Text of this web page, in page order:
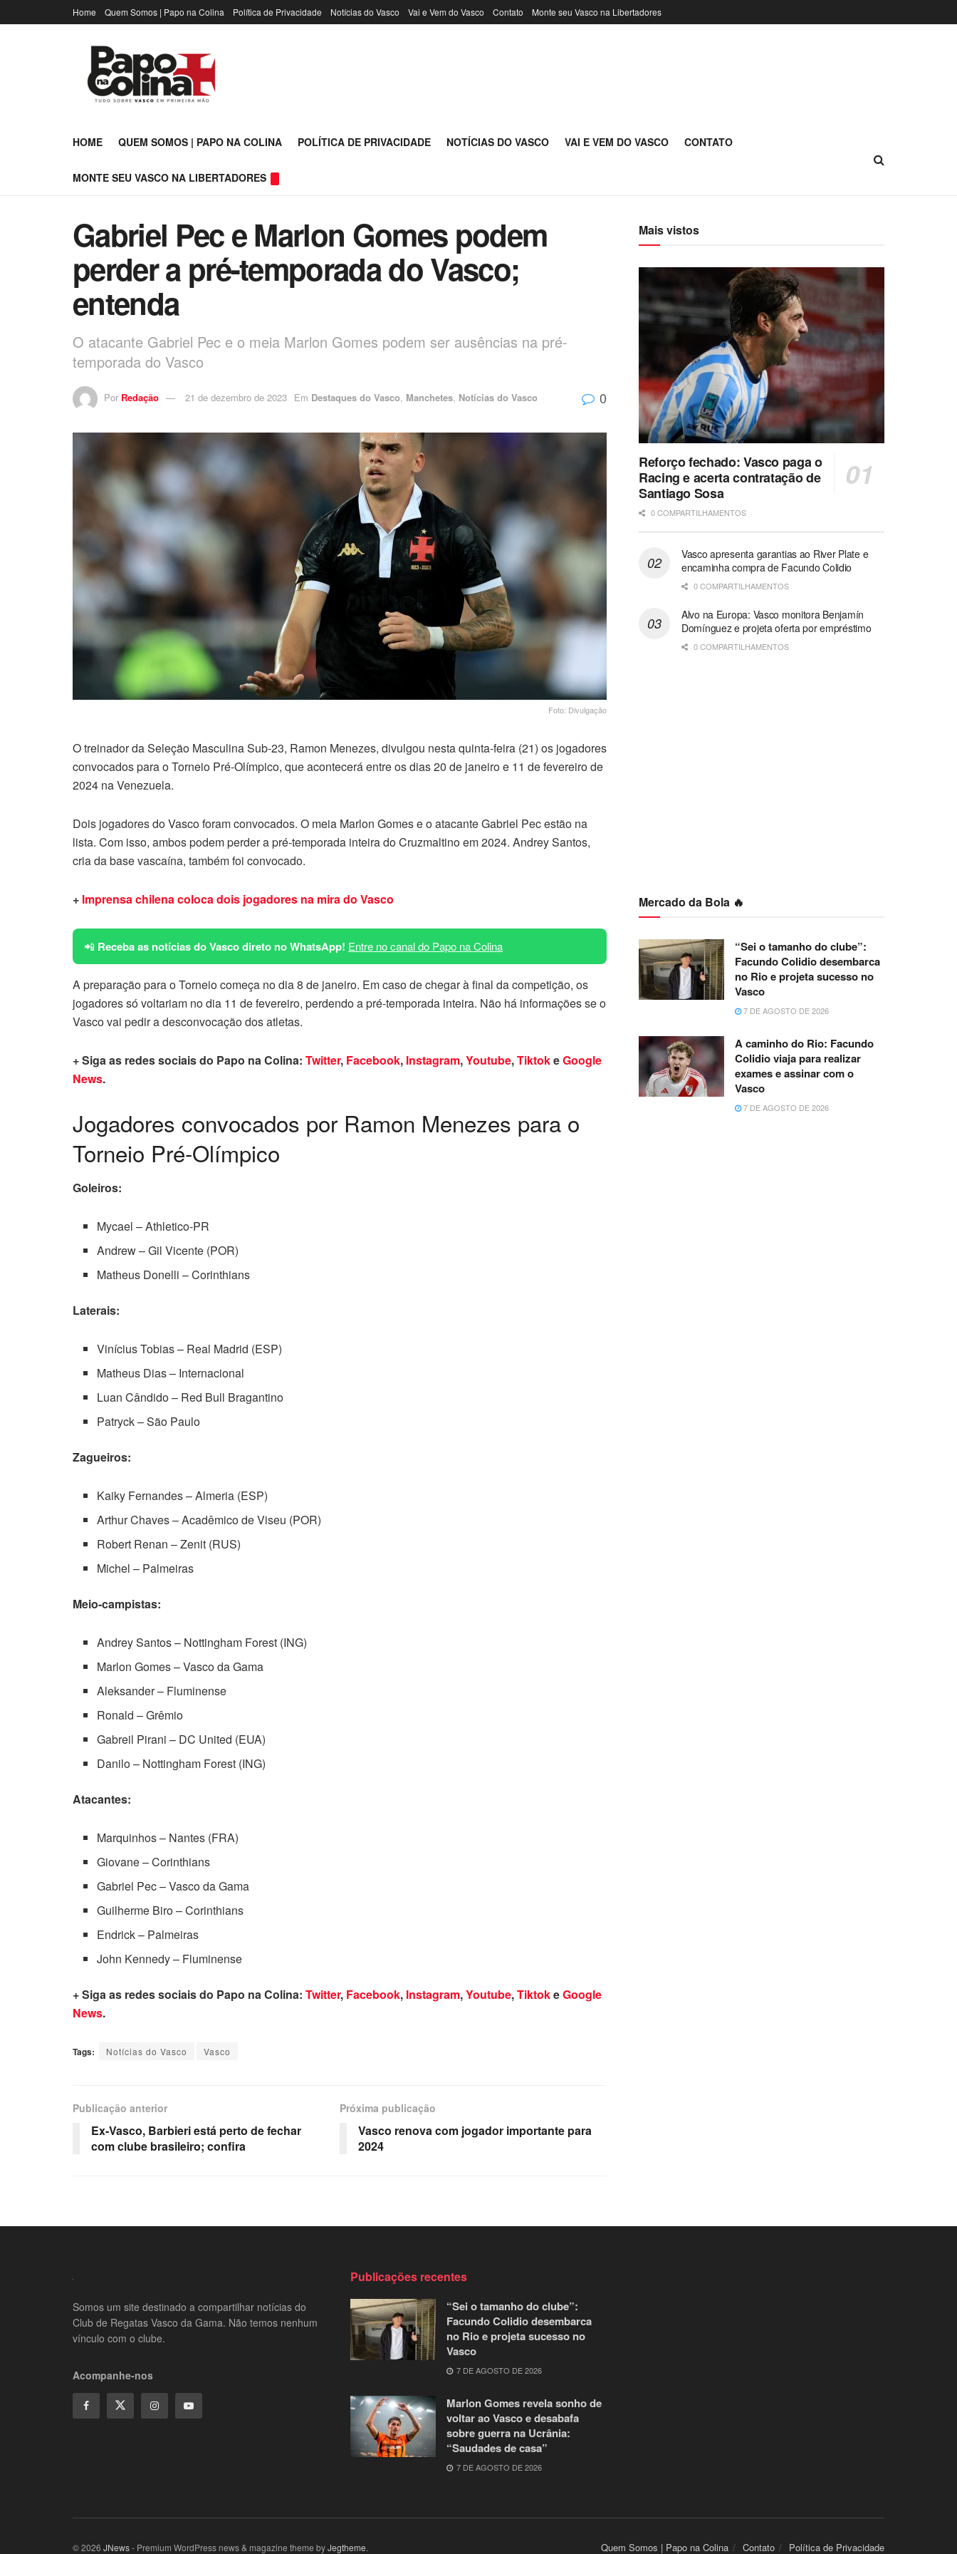
Home Quem Somos | Papo na Colina Política de Privacidade Notícias do Vasco Vai e Vem do Vasco Contato Monte seu Vasco na Libertadores
HOME QUEM SOMOS | PAPO NA COLINA POLÍTICA DE PRIVACIDADE NOTÍCIAS DO VASCO VAI E VEM DO VASCO CONTATO
MONTE SEU VASCO NA LIBERTADORES
Gabriel Pec e Marlon Gomes podem
perder a pré-temporada do Vasco;
entenda
O atacante Gabriel Pec e o meia Marlon Gomes podem ser ausências na pré-
temporada do Vasco
Por Redação 21 de dezembro de 2023 Em Destaques do Vasco, Manchetes, Notícias do Vasco 0
Foto: Divulgação
O treinador da Seleção Masculina Sub-23, Ramon Menezes, divulgou nesta quinta-feira (21) os jogadores
convocados para o Torneio Pré-Olímpico, que acontecerá entre os dias 20 de janeiro e 11 de fevereiro de
2024 na Venezuela.
Dois jogadores do Vasco foram convocados. O meia Marlon Gomes e o atacante Gabriel Pec estão na
lista. Com isso, ambos podem perder a pré-temporada inteira do Cruzmaltino em 2024. Andrey Santos,
cria da base vascaína, também foi convocado.
+ Imprensa chilena coloca dois jogadores na mira do Vasco
📲 Receba as notícias do Vasco direto no WhatsApp! Entre no canal do Papo na Colina
A preparação para o Torneio começa no dia 8 de janeiro. Em caso de chegar à final da competição, os
jogadores só voltariam no dia 11 de fevereiro, perdendo a pré-temporada inteira. Não há informações se o
Vasco vai pedir a desconvocação dos atletas.
+ Siga as redes sociais do Papo na Colina: Twitter, Facebook, Instagram,Youtube,TiktokeGoogle
News.
Jogadores convocados por Ramon Menezes para o
Torneio Pré-Olímpico
Goleiros:
Mycael – Athletico-PR
Andrew – Gil Vicente (POR)
Matheus Donelli – Corinthians
Laterais:
Vinícius Tobias – Real Madrid (ESP)
Matheus Dias – Internacional
Luan Cândido – Red Bull Bragantino
Patryck – São Paulo
Zagueiros:
Kaiky Fernandes – Almeria (ESP)
Arthur Chaves – Acadêmico de Viseu (POR)
Robert Renan – Zenit (RUS)
Michel – Palmeiras
Meio-campistas:
Andrey Santos – Nottingham Forest (ING)
Marlon Gomes – Vasco da Gama
Aleksander – Fluminense
Ronald – Grêmio
Gabreil Pirani – DC United (EUA)
Danilo – Nottingham Forest (ING)
Atacantes:
Marquinhos – Nantes (FRA)
Giovane – Corinthians
Gabriel Pec – Vasco da Gama
Guilherme Biro – Corinthians
Endrick – Palmeiras
John Kennedy – Fluminense
+ Siga as redes sociais do Papo na Colina: Twitter, Facebook, Instagram,Youtube,TiktokeGoogle
News.
Tags: Notícias do Vasco Vasco
Publicação anterior
Ex-Vasco, Barbieri está perto de fechar
com clube brasileiro; confira
Próxima publicação
Vasco renova com jogador importante para
2024
Mais vistos
Reforço fechado: Vasco paga o
Racing e acerta contratação de
Santiago Sosa
0 COMPARTILHAMENTOS
Vasco apresenta garantias ao River Plate e
encaminha compra de Facundo Colidio
0 COMPARTILHAMENTOS
Alvo na Europa: Vasco monitora Benjamín
Domínguez e projeta oferta por empréstimo
0 COMPARTILHAMENTOS
Mercado da Bola 🔥
“Sei o tamanho do clube”:
Facundo Colidio desembarca
no Rio e projeta sucesso no
Vasco
7 DE AGOSTO DE 2026
A caminho do Rio: Facundo
Colidio viaja para realizar
exames e assinar com o
Vasco
7 DE AGOSTO DE 2026
Somos um site destinado a compartilhar notícias do
Club de Regatas Vasco da Gama. Não temos nenhum
vínculo com o clube.
Acompanhe-nos
Publicações recentes
“Sei o tamanho do clube”:
Facundo Colidio desembarca
no Rio e projeta sucesso no
Vasco
7 DE AGOSTO DE 2026
Marlon Gomes revela sonho de
voltar ao Vasco e desabafa
sobre guerra na Ucrânia:
“Saudades de casa”
7 DE AGOSTO DE 2026
Quem Somos | Papo na Colina Contato Política de Privacidade
© 2026 JNews- Premium WordPress news & magazine theme byJegtheme.